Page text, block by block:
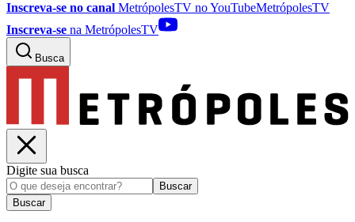
Inscreva-se no canal MetrópolesTV noYouTubeMetrópolesTV
Inscreva-se na MetrópolesTV
Busca
Digite sua busca
Buscar
Buscar